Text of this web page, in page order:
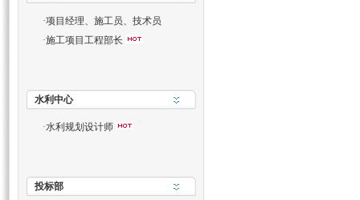
·项目经理、施工员、技术员
·施工项目工程部长
水利中心
·水利规划设计师
投标部